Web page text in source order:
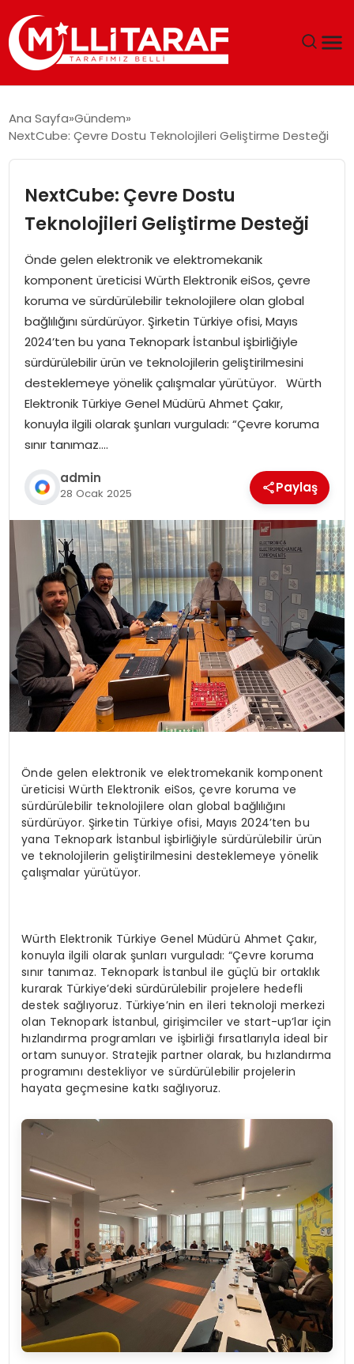
ÖZEL SAYFALAR
TEKNOLOJI
EKONOMI
SPOR
SIYASET
MAGAZIN
Ana Sayfa Gündem
NextCube: Çevre Dostu Teknolojileri Geliştirme Desteği
NextCube: Çevre Dostu
Teknolojileri Geliştirme Desteği
Önde gelen elektronik ve elektromekanik
komponent üreticisi Würth Elektronik eiSos, çevre
koruma ve sürdürülebilir teknolojilere olan global
bağlılığını sürdürüyor. Şirketin Türkiye ofisi, Mayıs
2024’ten bu yana Teknopark İstanbul işbirliğiyle
sürdürülebilir ürün ve teknolojilerin geliştirilmesini
desteklemeye yönelik çalışmalar yürütüyor. Würth
Elektronik Türkiye Genel Müdürü Ahmet Çakır,
konuyla ilgili olarak şunları vurguladı: “Çevre koruma
sınır tanımaz….
admin
28 Ocak 2025 Paylaş
Önde gelen elektronik ve elektromekanik komponent
üreticisi Würth Elektronik eiSos, çevre koruma ve
sürdürülebilir teknolojilere olan global bağlılığını
sürdürüyor. Şirketin Türkiye ofisi, Mayıs 2024’ten bu
yana Teknopark İstanbul işbirliğiyle sürdürülebilir ürün
ve teknolojilerin geliştirilmesini desteklemeye yönelik
çalışmalar yürütüyor.
Würth Elektronik Türkiye Genel Müdürü Ahmet Çakır,
konuyla ilgili olarak şunları vurguladı: “Çevre koruma
sınır tanımaz. Teknopark İstanbul ile güçlü bir ortaklık
kurarak Türkiye’deki sürdürülebilir projelere hedefli
destek sağlıyoruz. Türkiye’nin en ileri teknoloji merkezi
olan Teknopark İstanbul, girişimciler ve start-up’lar için
hızlandırma programları ve işbirliği fırsatlarıyla ideal bir
ortam sunuyor. Stratejik partner olarak, bu hızlandırma
programını destekliyor ve sürdürülebilir projelerin
hayata geçmesine katkı sağlıyoruz.